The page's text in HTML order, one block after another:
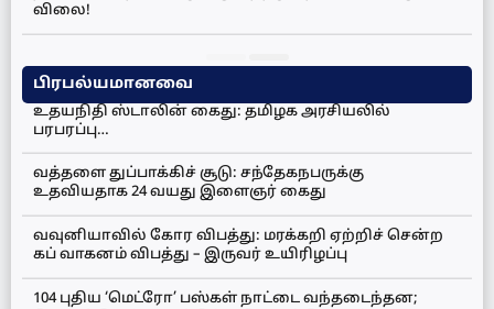
விலை!
பிரபல்யமானவை
உதயநிதி ஸ்டாலின் கைது: தமிழக அரசியலில்
பரபரப்பு…
வத்தளை துப்பாக்கிச் சூடு: சந்தேகநபருக்கு
உதவியதாக 24 வயது இளைஞர் கைது
வவுனியாவில் கோர விபத்து: மரக்கறி ஏற்றிச் சென்ற
கப் வாகனம் விபத்து – இருவர் உயிரிழப்பு
104 புதிய ‘மெட்ரோ’ பஸ்கள் நாட்டை வந்தடைந்தன;